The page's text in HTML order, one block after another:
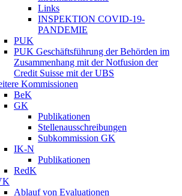
Links
INSPEKTION COVID-19-
PANDEMIE
PUK
PUK Geschäftsführung der Behörden im
Zusammenhang mit der Notfusion der
Credit Suisse mit der UBS
Kommissionen
BeK
GK
Publikationen
Stellenausschreibungen
Subkommission GK
IK-N
Publikationen
RedK
Ablauf von Evaluationen